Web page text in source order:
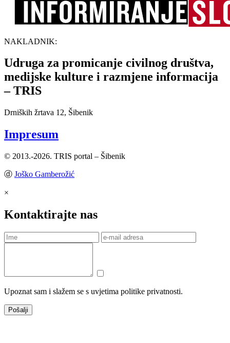
NAKLADNIK:
Udruga za promicanje civilnog društva,
medijske kulture i razmjene informacija
– TRIS
Drniških žrtava 12, Šibenik
Impresum
© 2013.-2026. TRIS portal – Šibenik
ⓓ Joško Gamberožić
×
Kontaktirajte nas
Upoznat sam i slažem se s uvjetima politike privatnosti.
Pošalji